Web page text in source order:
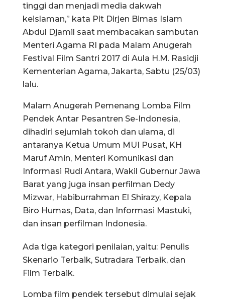
tinggi dan menjadi media dakwah
keislaman,” kata Plt Dirjen Bimas Islam
Abdul Djamil saat membacakan sambutan
Menteri Agama RI pada Malam Anugerah
Festival Film Santri 2017 di Aula H.M. Rasidji
Kementerian Agama, Jakarta, Sabtu (25/03)
lalu.
Malam Anugerah Pemenang Lomba Film
Pendek Antar Pesantren Se-Indonesia,
dihadiri sejumlah tokoh dan ulama, di
antaranya Ketua Umum MUI Pusat, KH
Maruf Amin, Menteri Komunikasi dan
Informasi Rudi Antara, Wakil Gubernur Jawa
Barat yang juga insan perfilman Dedy
Mizwar, Habiburrahman El Shirazy, Kepala
Biro Humas, Data, dan Informasi Mastuki,
dan insan perfilman Indonesia.
Ada tiga kategori penilaian, yaitu: Penulis
Skenario Terbaik, Sutradara Terbaik, dan
Film Terbaik.
Lomba film pendek tersebut dimulai sejak